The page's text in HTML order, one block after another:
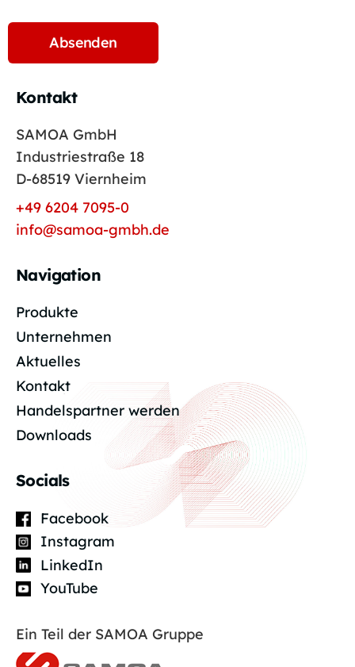
Kontakt
SAMOA GmbH
Industriestraße 18
D-68519 Viernheim
+49 6204 7095-0
info@samoa-gmbh.de
Navigation
Produkte
Unternehmen
Aktuelles
Kontakt
Handelspartner werden
Downloads
Socials
Facebook
Instagram
LinkedIn
YouTube
Ein Teil der SAMOA Gruppe